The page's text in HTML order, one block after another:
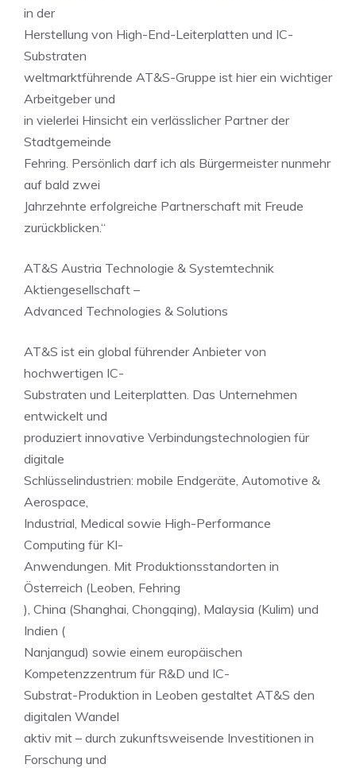
in der
Herstellung von High-End-Leiterplatten und IC-
Substraten
weltmarktführende AT&S-Gruppe ist hier ein wichtiger
Arbeitgeber und
in vielerlei Hinsicht ein verlässlicher Partner der
Stadtgemeinde
Fehring. Persönlich darf ich als Bürgermeister nunmehr
auf bald zwei
Jahrzehnte erfolgreiche Partnerschaft mit Freude
zurückblicken.“
AT&S Austria Technologie & Systemtechnik
Aktiengesellschaft –
Advanced Technologies & Solutions
AT&S ist ein global führender Anbieter von
hochwertigen IC-
Substraten und Leiterplatten. Das Unternehmen
entwickelt und
produziert innovative Verbindungstechnologien für
digitale
Schlüsselindustrien: mobile Endgeräte, Automotive &
Aerospace,
Industrial, Medical sowie High-Performance
Computing für KI-
Anwendungen. Mit Produktionsstandorten in
Österreich (Leoben, Fehring
), China (Shanghai, Chongqing), Malaysia (Kulim) und
Indien (
Nanjangud) sowie einem europäischen
Kompetenzzentrum für R&D und IC-
Substrat-Produktion in Leoben gestaltet AT&S den
digitalen Wandel
aktiv mit – durch zukunftsweisende Investitionen in
Forschung und